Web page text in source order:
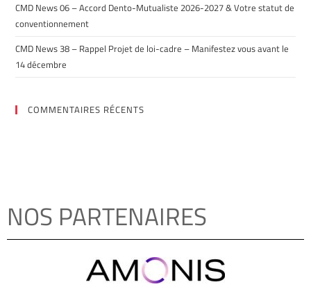
CMD News 06 – Accord Dento-Mutualiste 2026-2027 & Votre statut de
conventionnement
CMD News 38 – Rappel Projet de loi-cadre – Manifestez vous avant le
14 décembre
COMMENTAIRES RÉCENTS
NOS PARTENAIRES